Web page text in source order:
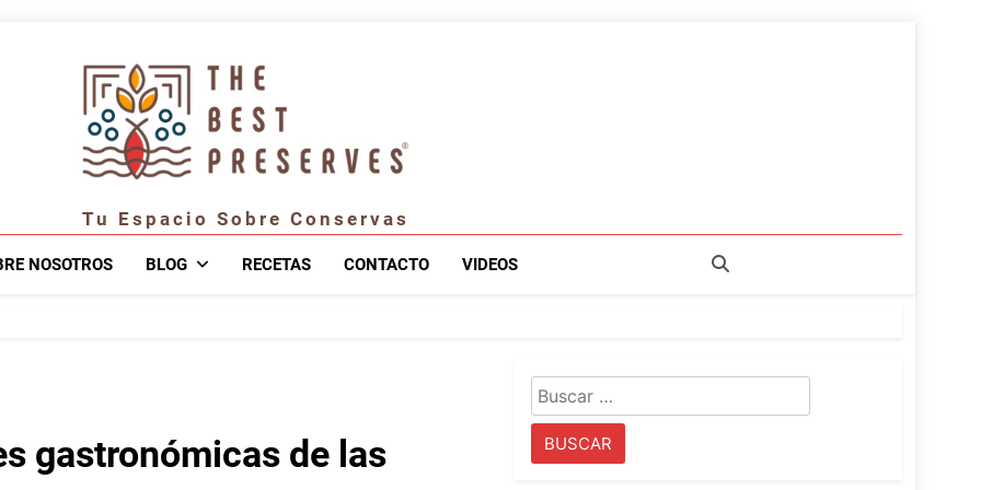
Tu Espacio Sobre Conservas
NOSOTROS BLOG RECETAS CONTACTO VIDEOS
gastronómicas de las
Buscar: